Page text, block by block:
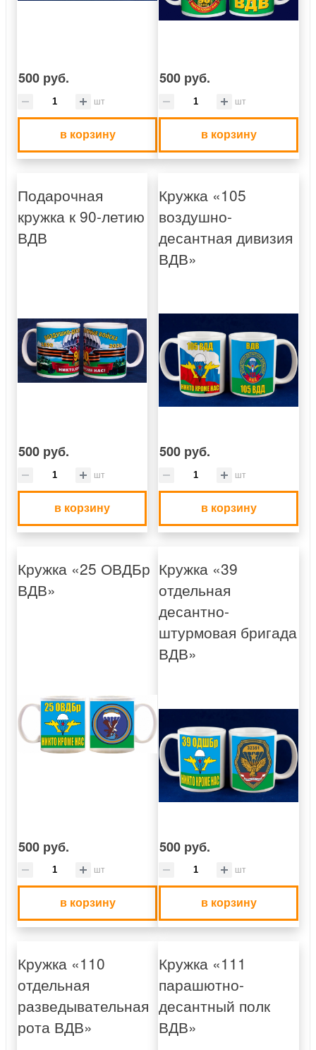
500 руб.
шт
в корзину
500 руб.
шт
в корзину
Подарочная
кружка к 90-летию
ВДВ
500 руб.
шт
в корзину
Кружка «105
воздушно-
десантная дивизия
ВДВ»
500 руб.
шт
в корзину
Кружка «25 ОВДБр
ВДВ»
500 руб.
шт
в корзину
Кружка «39
отдельная
десантно-
штурмовая бригада
ВДВ»
500 руб.
шт
в корзину
Кружка «110
отдельная
разведывательная
рота ВДВ»
Кружка «111
парашютно-
десантный полк
ВДВ»